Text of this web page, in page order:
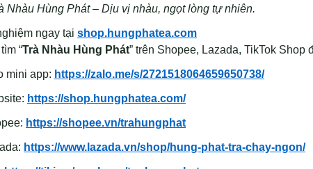
Nhàu Hùng Phát – Dịu vị nhàu, ngọt lòng tự nhiên.
ngay tại shop.hungphatea.com
“Trà Nhàu Hùng Phát” trên Shopee, Lazada, TikTok
mini app: https://zalo.me/s/2721518064659650738/
https://shop.hungphatea.com/
https://shopee.vn/trahungphat
https://www.lazada.vn/shop/hung-phat-tra-chay-ngon/